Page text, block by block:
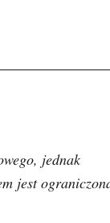
jednak
jest